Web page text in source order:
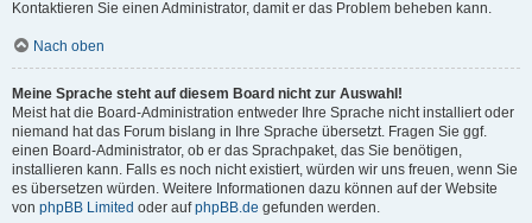
Kontaktieren Sie einen Administrator, damit er das Problem beheben kann.
Nach oben
Meine Sprache steht auf diesem Board nicht zur Auswahl!
Meist hat die Board-Administration entweder Ihre Sprache nicht installiert oder
niemand hat das Forum bislang in Ihre Sprache übersetzt. Fragen Sie ggf.
einen Board-Administrator, ob er das Sprachpaket, das Sie benötigen,
installieren kann. Falls es noch nicht existiert, würden wir uns freuen, wenn Sie
es übersetzen würden. Weitere Informationen dazu können auf der Website
von phpBB Limited oder aufphpBB.de gefunden werden.